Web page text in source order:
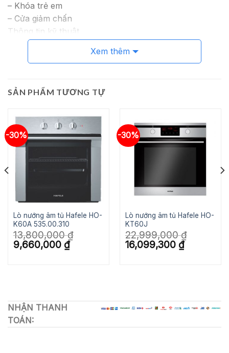
– Khóa trẻ em
– Cửa giảm chấn
Thông tin kỹ thuật
– Tổng công suất: 3.7 KW
– Hiệu điện thế: 220-240V
– Kích thước sản phẩm: 455C x 590R x 535S mm
Xem thêm
SẢN PHẨM TƯƠNG TỰ
-30%
Lò nướng âm tủ Hafele HO-
K60A 535.00.310
13,800,000₫
Giá
gốc
9,660,000 ₫Giá
hiện
-30%
Lò nướng âm tủ Hafele HO-
KT60J
22,999,000₫
Giá
gốc
16,099,300 ₫Giá
hiện
NHẬN THANH
TOÁN: